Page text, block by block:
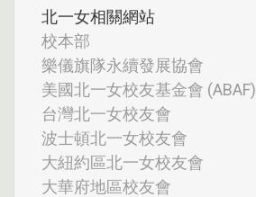
北一女相關網站
校本部
樂儀旗隊永續發展協會
美國北一女校友基金會 (ABAF)
台灣北一女校友會
波士頓北一女校友會
大紐約區北一女校友會
大華府地區校友會